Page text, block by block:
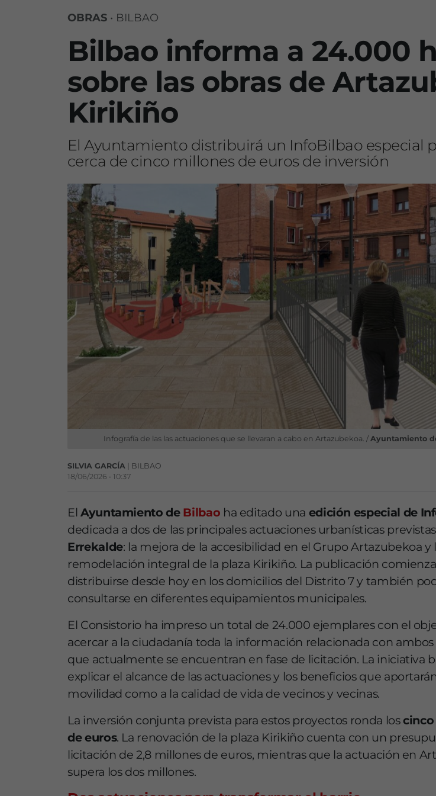
OBRAS • BILBAO
Bilbao informa a 24.000
sobre las obras de
Kirikiño
El Ayuntamiento distribuirá un InfoBilbao especial
cerca de cinco millones de euros de inversión
Infografía de las las actuaciones que se llevaran a cabo en Artazubekoa. / Ayuntamiento
SILVIA GARCÍA | BILBAO
18/06/2026 • 10:37
El Ayuntamiento de Bilbao ha editado una edición especial de
dedicada a dos de las principales actuaciones urbanísticas
Errekalde: la mejora de la accesibilidad en el Grupo Artazubekoa y
remodelación integral de la plaza Kirikiño. La publicación
distribuirse desde hoy en los domicilios del Distrito 7 y también
consultarse en diferentes equipamientos municipales.
El Consistorio ha impreso un total de 24.000 ejemplares con el
acercar a la ciudadanía toda la información relacionada con
que actualmente se encuentran en fase de licitación. La iniciativa
explicar el alcance de las actuaciones y los beneficios que
movilidad como a la calidad de vida de vecinos y vecinas.
La inversión conjunta prevista para estos proyectos ronda los
de euros. La renovación de la plaza Kirikiño cuenta con un
licitación de 2,8 millones de euros, mientras que la actuación en
supera los dos millones.